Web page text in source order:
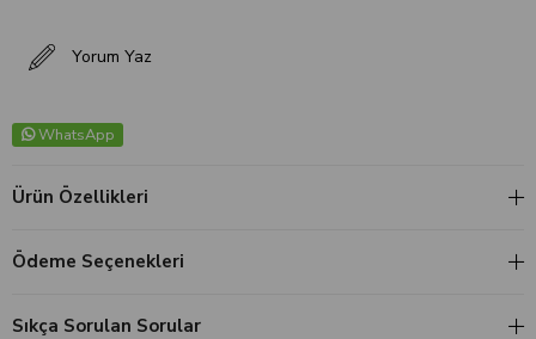
Yorum Yaz
WhatsApp
Ürün Özellikleri
Ödeme Seçenekleri
Sıkça Sorulan Sorular